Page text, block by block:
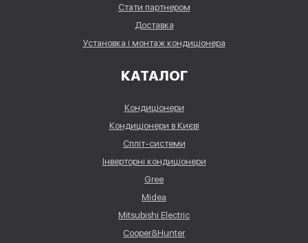
Стати партнером
Доставка
Установка і монтаж кондиціонера
КАТАЛОГ
Кондиціонери
Кондиціонери в Києві
Спліт-системи
Інверторні кондиціонери
Gree
Midea
Mitsubishi Electric
Cooper&Hunter